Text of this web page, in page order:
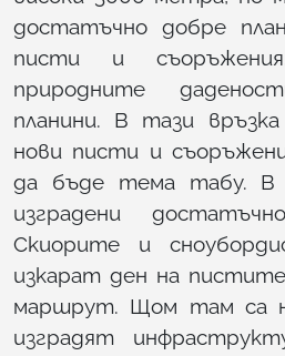
достатъчно добре
писти и
природните
планини. В тази
нови писти и
да бъде тема табу. В
изградени
Скиорите и
изкарат ден на
маршрут. Щом там са
изградят